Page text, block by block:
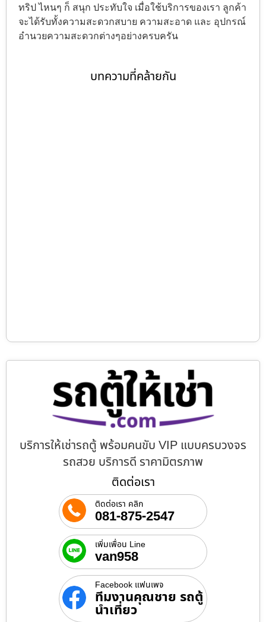
ทริป ไหนๆ ก็ สนุก ประทับใจ เมื่อใช้บริการของเรา ลูกค้า
จะได้รับทั้งความสะดวกสบาย ความสะอาด และ อุปกรณ์
อำนวยความสะดวกต่างๆอย่างครบครัน
บทความที่คล้ายกัน
บริการให้เช่ารถตู้ พร้อมคนขับ VIP แบบครบวงจร
รถสวย บริการดี ราคามิตรภาพ
ติดต่อเรา
ติดต่อเรา คลิก
081-875-2547
เพิ่มเพื่อน Line
van958
Facebook แฟนเพจ
ทีมงานคุณชาย รถตู้
นำเที่ยว